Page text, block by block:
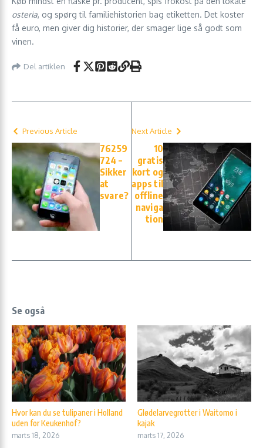
osteria, og spørg til familiehistorien bag etiketten. Det koster
få euro, men giver dig historier, der smager lige så godt som
vinen.
Del artiklen
Previous Article
76259
724 –
Sikker
at
svare?
Next Article
10
gratis
kort og
apps til
offline
naviga
tion
Se også
Hvor kan du se tulipaner i Holland
uden for Keukenhof?
marts 18, 2026
Glødelarvegrotter i Waitomo i
kajak
marts 17, 2026